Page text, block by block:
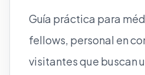
Guía práctica para
fellows, personal en
visitantes que buscan